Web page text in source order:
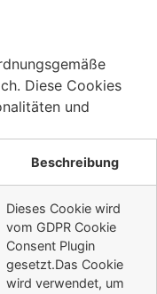
Diese Cookies
und
Beschreibung
Dieses Cookie wird
vom GDPR Cookie
Consent Plugin
gesetzt.Das Cookie
wird verwendet, um